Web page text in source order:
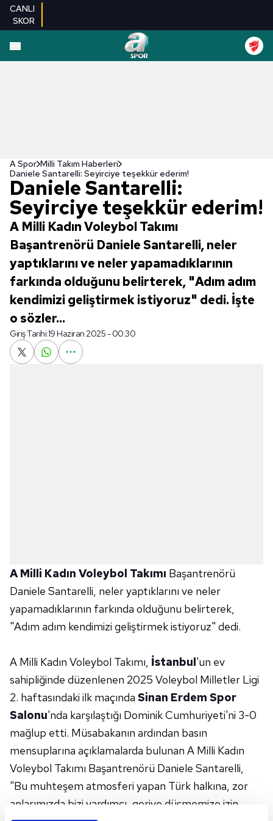
CANLI
SKOR
A Spor Milli Takım Haberleri
Daniele Santarelli: Seyirciye teşekkür ederim!
Daniele Santarelli:
Seyirciye teşekkür ederim!
A Milli Kadın Voleybol Takımı
Başantrenörü Daniele Santarelli, neler
yaptıklarını ve neler yapamadıklarının
farkında olduğunu belirterek, "Adım adım
kendimizi geliştirmek istiyoruz" dedi. İşte
o sözler...
Giriş Tarihi:19 Haziran 2025 - 00:30
A Milli Kadın Voleybol Takımı Başantrenörü
Daniele Santarelli, neler yaptıklarını ve neler
yapamadıklarının farkında olduğunu belirterek,
"Adım adım kendimizi geliştirmek istiyoruz" dedi.
A Milli Kadın Voleybol Takımı, İstanbul'un ev
sahipliğinde düzenlenen 2025 Voleybol Milletler Ligi
2. haftasındaki ilk maçında Sinan Erdem Spor
Salonu'nda karşılaştığı Dominik Cumhuriyeti'ni 3-0
mağlup etti. Müsabakanın ardından basın
mensuplarına açıklamalarda bulunan A Milli Kadın
Voleybol Takımı Başantrenörü Daniele Santarelli,
"Bu muhteşem atmosferi yapan Türk halkına, zor
anlarımızda bizi yardımcı, geriye düşmemize izin